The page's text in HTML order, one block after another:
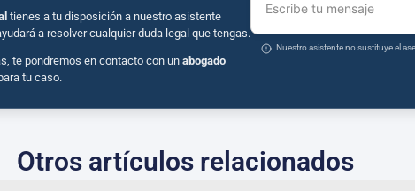
tienes a tu disposición a nuestro asistente
a resolver cualquier duda legal que tengas.
te pondremos en contacto con un abogado
tu caso.
Escribe tu mensaje
Nuestro asistente no sustituye el
Otros artículos relacionados